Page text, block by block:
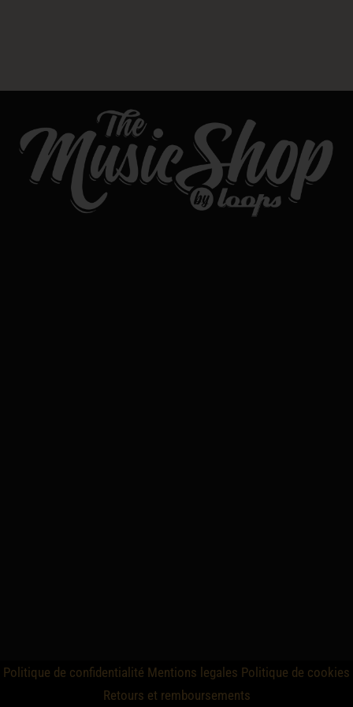
Politique de confidentialité Mentions legales Politique de cookies
Retours et remboursements